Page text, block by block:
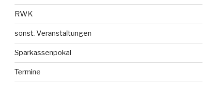
RWK
sonst. Veranstaltungen
Sparkassenpokal
Termine